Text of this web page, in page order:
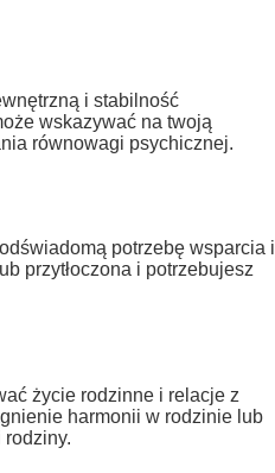
i stabilność
wskazywać na twoją
równowagi psychicznej.
potrzebę wsparcia i
przytłoczona i potrzebujesz
życie rodzinne i relacje z
harmonii w rodzinie lub
rodziny.